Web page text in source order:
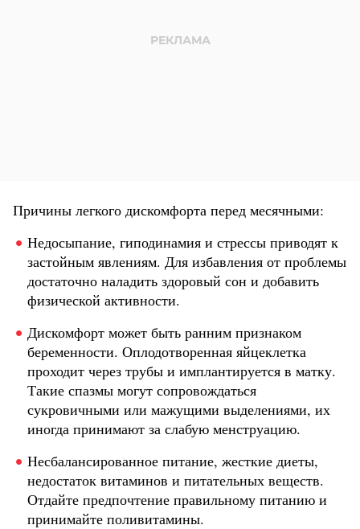
Причины легкого дискомфорта перед месячными:
Недосыпание, гиподинамия и стрессы приводят к
застойным явлениям. Для избавления от проблемы
достаточно наладить здоровый сон и добавить
физической активности.
Дискомфорт может быть ранним признаком
беременности. Оплодотворенная яйцеклетка
проходит через трубы и имплантируется в матку.
Такие спазмы могут сопровождаться
сукровичными или мажущими выделениями, их
иногда принимают за слабую менструацию.
Несбалансированное питание, жесткие диеты,
недостаток витаминов и питательных веществ.
Отдайте предпочтение правильному питанию и
принимайте поливитамины.